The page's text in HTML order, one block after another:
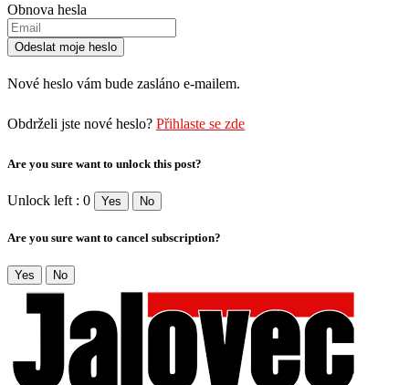
Obnova hesla
Nové heslo vám bude zasláno e-mailem.
Obdrželi jste nové heslo? Přihlaste se zde
Are you sure want to unlock this post?
Unlock left : 0 Yes No
Are you sure want to cancel subscription?
Yes No